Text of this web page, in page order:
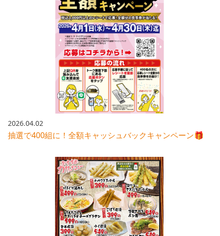
2026.04.02
抽選で400組に！全額キャッシュバックキャンペーン🎁